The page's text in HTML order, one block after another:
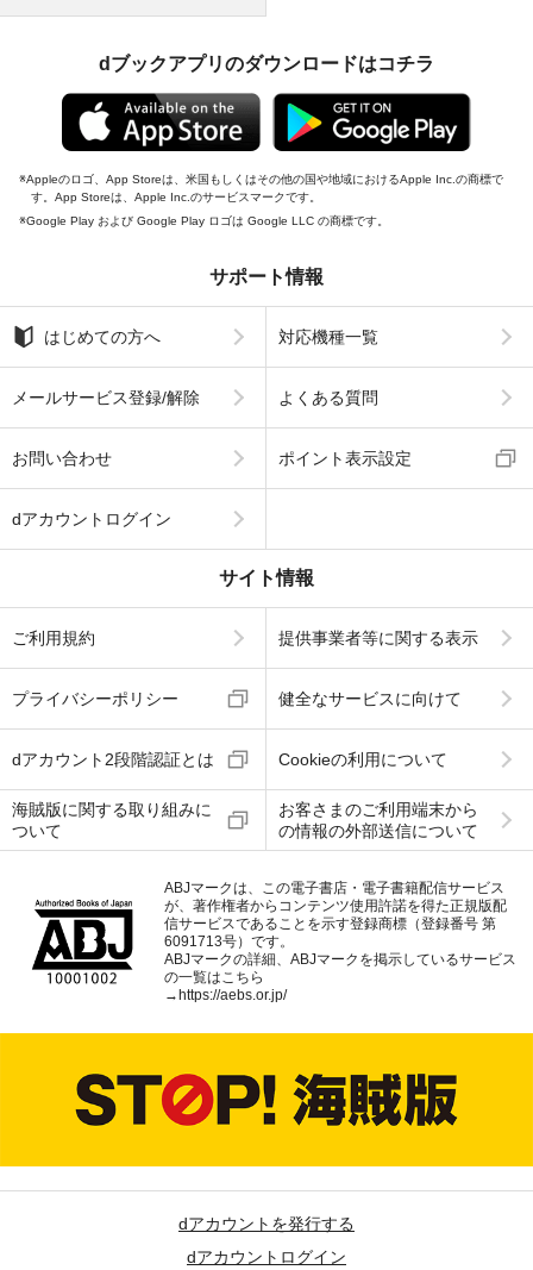
dブックアプリのダウンロードはコチラ
Appleのロゴ、App Storeは、米国もしくはその他の国や地域におけるApple Inc.の商標で
す。App Storeは、Apple Inc.のサービスマークです。
Google Play および Google Play ロゴは Google LLC の商標です。
サポート情報
はじめての方へ 対応機種一覧
メールサービス登録/解除 よくある質問
お問い合わせ ポイント表示設定
dアカウントログイン
サイト情報
ご利用規約 提供事業者等に関する表示
プライバシーポリシー 健全なサービスに向けて
dアカウント2段階認証とは Cookieの利用について
海賊版に関する取り組みに
ついて
お客さまのご利用端末から
の情報の外部送信について
ABJマークは、この電子書店・電子書籍配信サービス
が、著作権者からコンテンツ使用許諾を得た正規版配
信サービスであることを示す登録商標（登録番号 第
6091713号）です。
ABJマークの詳細、ABJマークを掲示しているサービス
の一覧はこちら
→https://aebs.or.jp/
dアカウントを発行する
dアカウントログイン